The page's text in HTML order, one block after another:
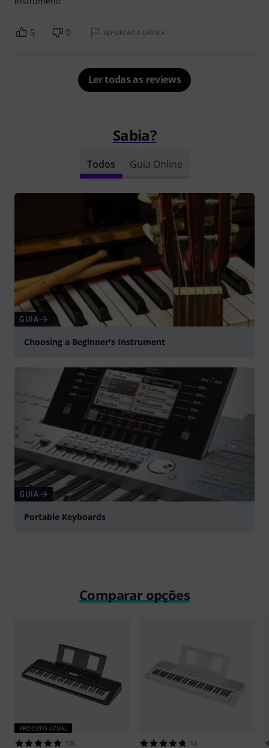
5 0 REPORTAR A CRÍTICA
Ler todas as reviews
Sabia?
Todos Guia Online
GUIA
Choosing a Beginner's Instrument
GUIA
Portable Keyboards
Comparar opções
PRODUTO ATUAL
123 13